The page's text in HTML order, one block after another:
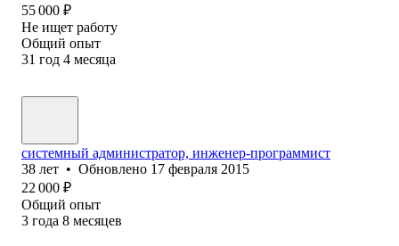
55 000 ₽
Не ищет работу
Общий опыт
31 год 4 месяца
системный администратор, инженер-программист
38 лет • Обновлено 17 февраля 2015
22 000 ₽
Общий опыт
3 года 8 месяцев